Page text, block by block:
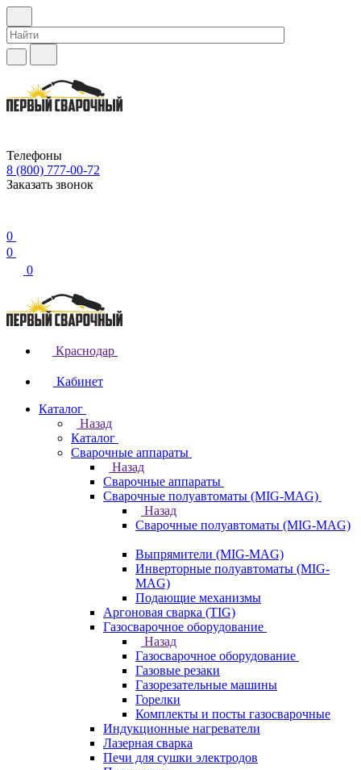
Телефоны
8 (800) 777-00-72
Заказать звонок
0
0
0
Краснодар
Кабинет
Каталог
Назад
Каталог
Сварочные аппараты
Назад
Сварочные аппараты
Сварочные полуавтоматы (MIG-MAG)
Назад
Сварочные полуавтоматы (MIG-MAG)
Выпрямители (MIG-MAG)
Инверторные полуавтоматы (MIG-
MAG)
Подающие механизмы
Аргоновая сварка (TIG)
Газосварочное оборудование
Назад
Газосварочное оборудование
Газовые резаки
Газорезательные машины
Горелки
Комплекты и посты газосварочные
Индукционные нагреватели
Лазерная сварка
Печи для сушки электродов